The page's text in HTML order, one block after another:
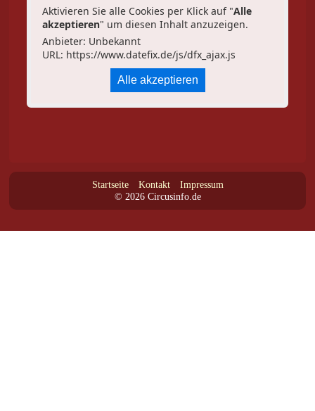
Aktivieren Sie alle Cookies per Klick auf "Alle
akzeptieren" um diesen Inhalt anzuzeigen.
Anbieter: Unbekannt
URL: https://www.datefix.de/js/dfx_ajax.js
Alle akzeptieren
Startseite Kontakt
Impressum
© 2026 Circusinfo.de